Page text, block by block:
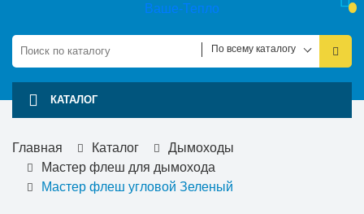
По всему каталогу
КАТАЛОГ
Главная Каталог
Дымоходы
Мастер флеш для дымохода
Мастер флеш угловой Зеленый